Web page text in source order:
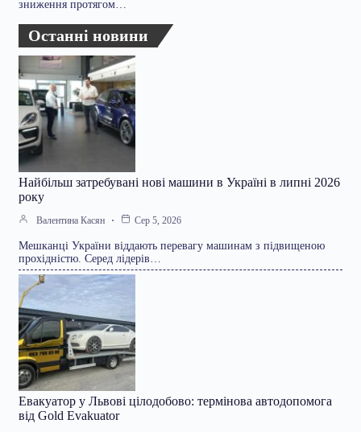
зниження протягом…
Останні новини
Найбільш затребувані нові машини в Україні в липні 2026
року
Валентина Касян Сер 5, 2026
Мешканці України віддають перевагу машинам з підвищеною
прохідністю. Серед лідерів…
Евакуатор у Львові цілодобово: термінова автодопомога
від Gold Evakuator